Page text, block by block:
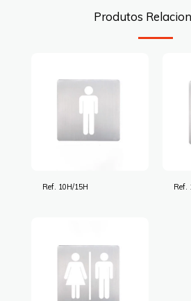
Produtos
Ref. 10H/15H Ref.